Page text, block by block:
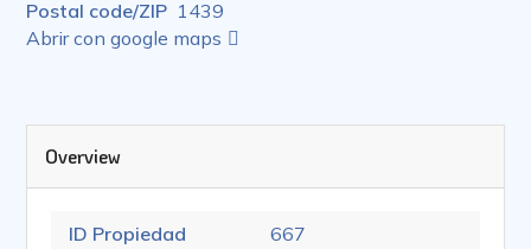
Postal code/ZIP 1439
Abrir con google maps
Overview
ID Propiedad
667